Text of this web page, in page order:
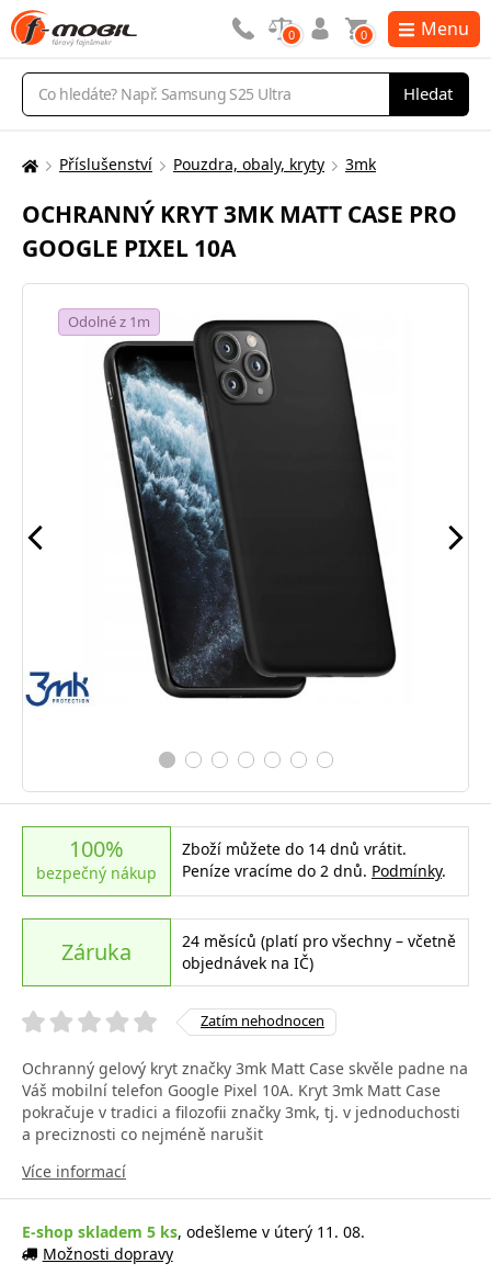
Vyhledávání
Hledat
0 0 Menu
Zde
nacházíte:
Příslušenství Pouzdra, obaly, kryty 3mk
OCHRANNÝ KRYT 3MK MATT CASE PRO
GOOGLE PIXEL 10A
Odolné z 1m
100%
bezpečný nákup
Zboží můžete do 14 dnů vrátit.
Peníze vracíme do 2 dnů. Podmínky.
Záruka
24 měsíců (platí pro všechny – včetně
objednávek na IČ)
Zatím nehodnocen
Ochranný gelový kryt značky 3mk Matt Case skvěle padne na
Váš mobilní telefon Google Pixel 10A. Kryt 3mk Matt Case
pokračuje v tradici a filozofii značky 3mk, tj. v jednoduchosti
a preciznosti co nejméně narušit
Více informací
E-shop skladem 5 ks, odešleme v úterý 11. 08.
Možnosti dopravy